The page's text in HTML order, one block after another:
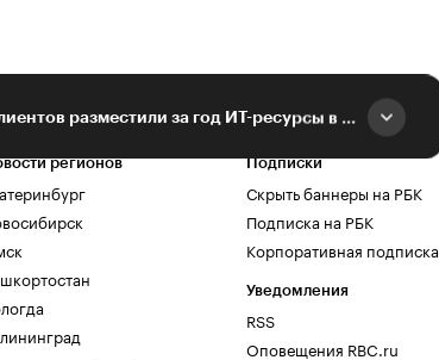
Более 200 крупных клиентов разместили за год ИТ-ресурсы в облаке билайн
регионов Подписки
Скрыть баннеры на РБК
Подписка на РБК
Корпоративная подписка
Уведомления
RSS
Оповещения RBC.ru